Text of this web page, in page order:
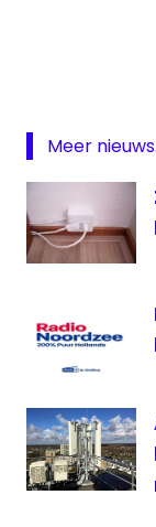
Hans
jr
KPN
lokale
VTBL
Meer